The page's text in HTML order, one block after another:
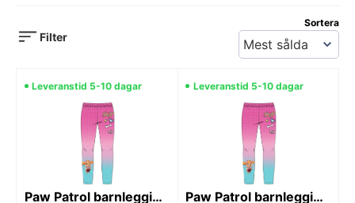
Sortera
Filter
Leveranstid 5-10 dagar
Paw Patrol barnleggings 5 år
Leveranstid 5-10 dagar
Paw Patrol barnleggings 6 år